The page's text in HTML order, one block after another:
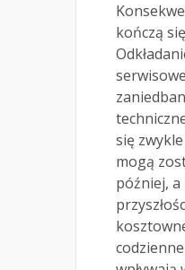
kończą
się
mogą
później,